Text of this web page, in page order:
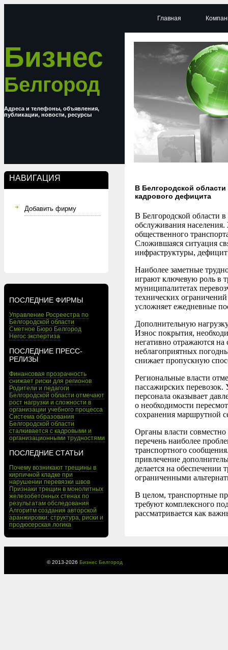
Бизнес
Белгород
Адреса и телефоны, объявления,
публикации, новости, ресурсы
НАВИГАЦИЯ
Добавить фирму
ПОСЛЕДНИЕ ФИРМЫ
Управление Росреестра по
Белгородской области
Сметное Бюро Белгород
Негос экспертиза
ПОСЛЕДНИЕ ПРЕСС-
РЕЛИЗЫ
Финансовая прозрачность
снижает риски для регионов
Родители и педагоги
Белгородской области отмечают
рост нагрузки и сложности в
организации учебного процесса
Система образования
Белгородской области
сталкивается с кадровыми и
организационными трудностями
ПОСЛЕДНИЕ СТАТЬИ
Почему возникают трещины в
кирпичной кладке при
нарушении перевязки швов
Признаки трещин в монолитных
железобетонных стенах по
результатам обследования
Алгоритм создания авторской
аранжировки: структура, риски и
продюсерская логика
Главная
В Белгородской
кадрового дефицита
В Белгородской области
обслуживания
общественного
Сложившаяся ситуация
инфраструктуры, дефицит
Наиболее заметные
играют ключевую роль в
муниципалитетах
технических
усложняет ежедневные
Дополнительную
Износ покрытия,
негативно отражаются
неблагоприятных
снижает пропускную
Региональные власти
пассажирских перевозок.
персонала оказывает
о необходимости
сохранения маршрутной
Органы власти
перечень наиболее
транспортного
привлечение
делается на обеспечении
ограниченными
В целом, транспортные
требуют комплексного
рассматривается как
© 2013-2026 Бизнес Белгород